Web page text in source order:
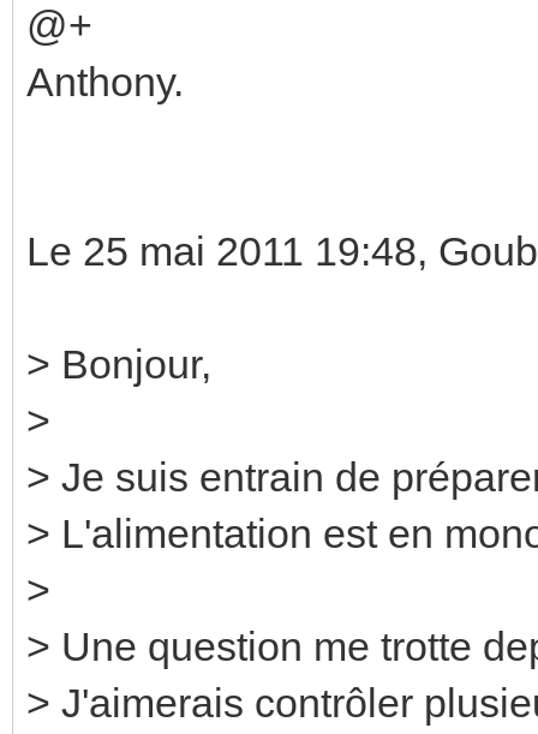
@+
Anthony.
Le 25 mai 2011 19:48,
> Bonjour,
>
> Je suis entrain de
> L'alimentation est en
>
> Une question me trotte
> J'aimerais contrôler